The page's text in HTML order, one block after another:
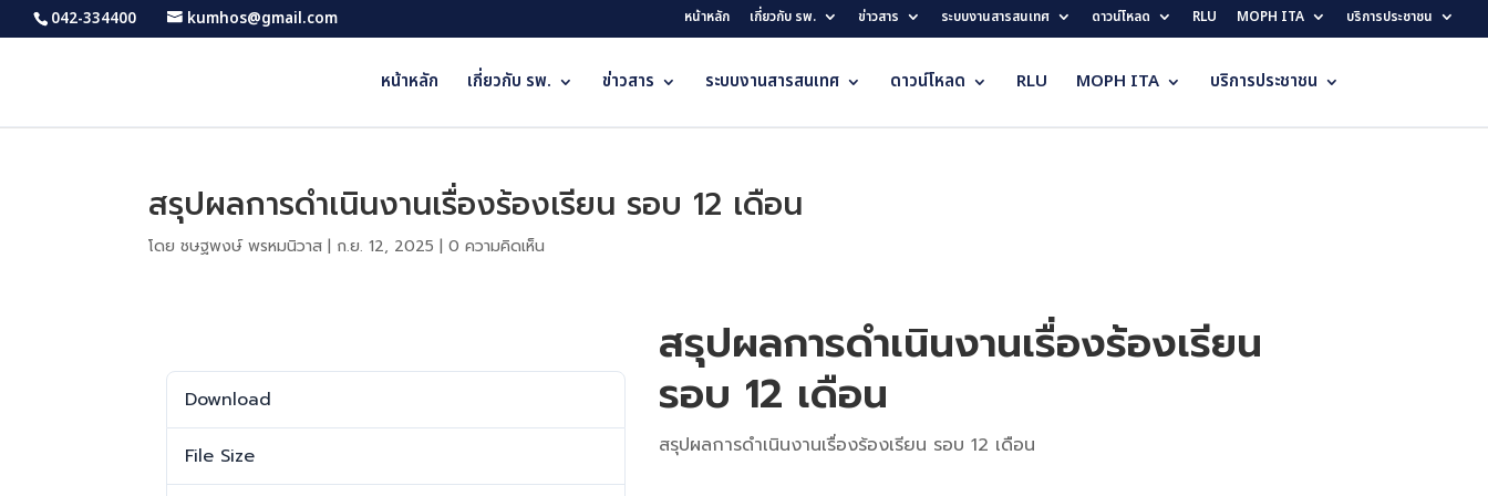
042-334400 kumhos@gmail.com หน้าหลัก เกี่ยวกับ รพ. ข่าวสาร ระบบงานสารสนเทศ ดาวน์โหลด RLU MOPH ITA บริการประชาชน
หน้าหลัก เกี่ยวกับ รพ. ข่าวสาร ระบบงานสารสนเทศ ดาวน์โหลด RLU MOPH ITA บริการประชาชน
สรุปผลการดำเนินงานเรื่องร้องเรียน รอบ 12 เดือน
โดยชษฐพงษ์ พรหมนิวาส | ก.ย. 12, 2025 |0 ความคิดเห็น
Download
File Size
สรุปผลการดำเนินงานเรื่องร้องเรียน
รอบ 12 เดือน
สรุปผลการดำเนินงานเรื่องร้องเรียน รอบ 12 เดือน